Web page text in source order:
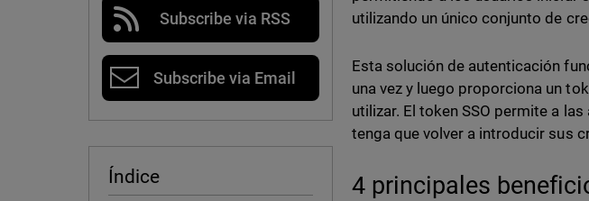
Subscribe via RSS
Subscribe via Email
Índice
utilizando un único conjunto de
Esta solución de autenticación
una vez y luego proporciona un
utilizar. El token SSO permite a
tenga que volver a introducir sus
4 principales